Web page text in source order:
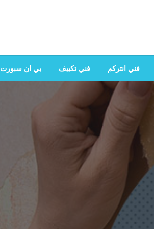
جميع الخدمات المنزلية في الكويت
فني انتركم فني تكييف بي ان سبورت